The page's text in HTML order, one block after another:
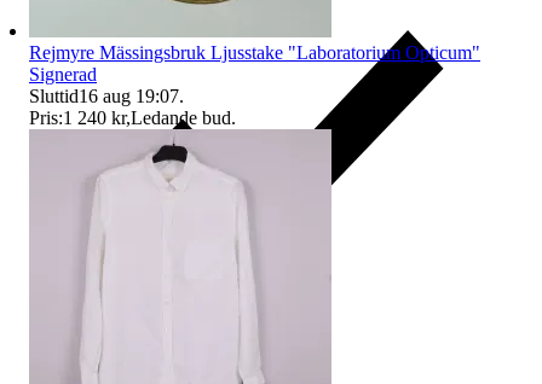
Rejmyre Mässingsbruk Ljusstake "Laboratorium Opticum"
Signerad
Sluttid16 aug 19:07.
Pris:1 240 kr,Ledande bud.